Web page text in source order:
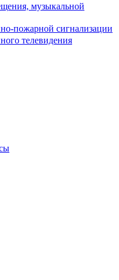
музыкальной
пожарной сигнализации
телевидения